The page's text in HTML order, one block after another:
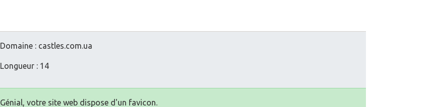
Domaine : castles.com.ua
Longueur : 14
Génial, votre site web dispose d'un favicon.